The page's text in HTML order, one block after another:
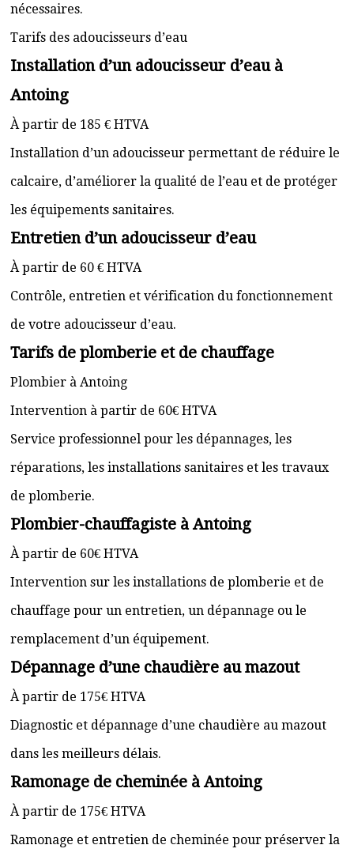
nécessaires.
Tarifs des adoucisseurs d’eau
Installation d’un adoucisseur d’eau à
Antoing
À partir de 185 € HTVA
Installation d’un adoucisseur permettant de réduire le
calcaire, d’améliorer la qualité de l’eau et de protéger
les équipements sanitaires.
Entretien d’un adoucisseur d’eau
À partir de 60 € HTVA
Contrôle, entretien et vérification du fonctionnement
de votre adoucisseur d’eau.
Tarifs de plomberie et de chauffage
Plombier à Antoing
Intervention à partir de 60€ HTVA
Service professionnel pour les dépannages, les
réparations, les installations sanitaires et les travaux
de plomberie.
Plombier-chauffagiste à Antoing
À partir de 60€ HTVA
Intervention sur les installations de plomberie et de
chauffage pour un entretien, un dépannage ou le
remplacement d’un équipement.
Dépannage d’une chaudière au mazout
À partir de 175€ HTVA
Diagnostic et dépannage d’une chaudière au mazout
dans les meilleurs délais.
Ramonage de cheminée à Antoing
À partir de 175€ HTVA
Ramonage et entretien de cheminée pour préserver la